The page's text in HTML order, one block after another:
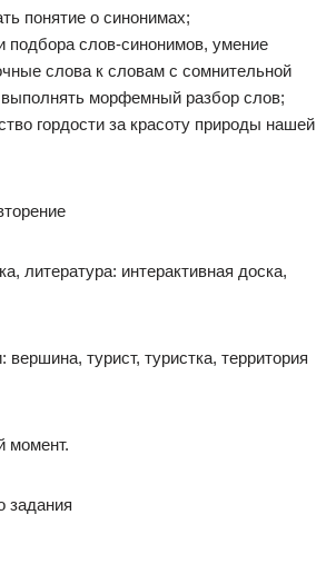
понятие о синонимах;
подбора слов-синонимов, умение
слова к словам с сомнительной
выполнять морфемный разбор слов;
гордости за красоту природы нашей
литература: интерактивная доска,
турист, туристка, территория
момент.
задания